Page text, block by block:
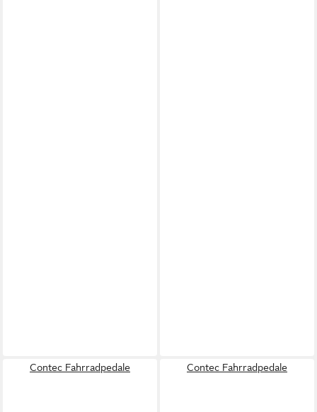
Contec Fahrradpedale Contec Fahrradpedale